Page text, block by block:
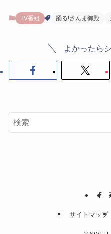
TV番組 踊る!さんま御殿
よかったら
サイトマップ